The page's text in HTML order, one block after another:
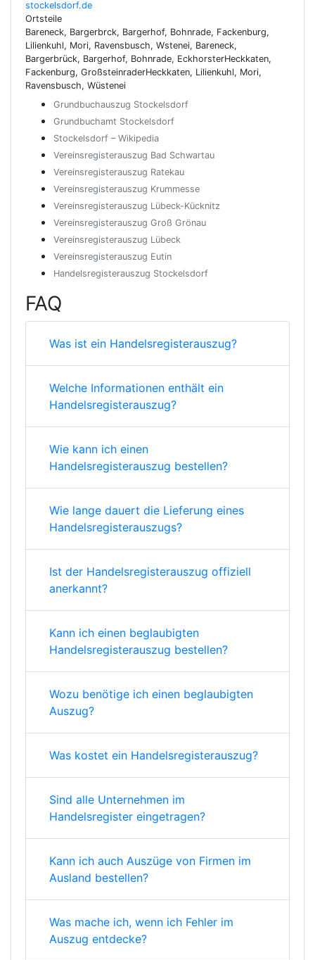
stockelsdorf.de
Ortsteile
Bareneck, Bargerbrck, Bargerhof, Bohnrade, Fackenburg,
Lilienkuhl, Mori, Ravensbusch, Wstenei, Bareneck,
Bargerbrück, Bargerhof, Bohnrade, EckhorsterHeckkaten,
Fackenburg, GroßsteinraderHeckkaten, Lilienkuhl, Mori,
Ravensbusch, Wüstenei
Grundbuchauszug Stockelsdorf
Grundbuchamt Stockelsdorf
Stockelsdorf – Wikipedia
Vereinsregisterauszug Bad Schwartau
Vereinsregisterauszug Ratekau
Vereinsregisterauszug Krummesse
Vereinsregisterauszug Lübeck-Kücknitz
Vereinsregisterauszug Groß Grönau
Vereinsregisterauszug Lübeck
Vereinsregisterauszug Eutin
Handelsregisterauszug Stockelsdorf
FAQ
Was ist ein Handelsregisterauszug?
Welche Informationen enthält ein
Handelsregisterauszug?
Wie kann ich einen
Handelsregisterauszug bestellen?
Wie lange dauert die Lieferung eines
Handelsregisterauszugs?
Ist der Handelsregisterauszug offiziell
anerkannt?
Kann ich einen beglaubigten
Handelsregisterauszug bestellen?
Wozu benötige ich einen beglaubigten
Auszug?
Was kostet ein Handelsregisterauszug?
Sind alle Unternehmen im
Handelsregister eingetragen?
Kann ich auch Auszüge von Firmen im
Ausland bestellen?
Was mache ich, wenn ich Fehler im
Auszug entdecke?